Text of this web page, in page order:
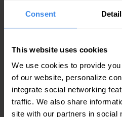
Consent
This website uses cookies
We use cookies to provide
of our website, personalize
integrate social networking
traffic. We also share
site with our partners in social